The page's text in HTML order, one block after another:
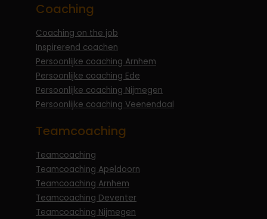
Coaching
Coaching on the job
Inspirerend coachen
Persoonlijke coaching Arnhem
Persoonlijke coaching Ede
Persoonlijke coaching Nijmegen
Persoonlijke coaching Veenendaal
Teamcoaching
Teamcoaching
Teamcoaching Apeldoorn
Teamcoaching Arnhem
Teamcoaching Deventer
Teamcoaching Nijmegen